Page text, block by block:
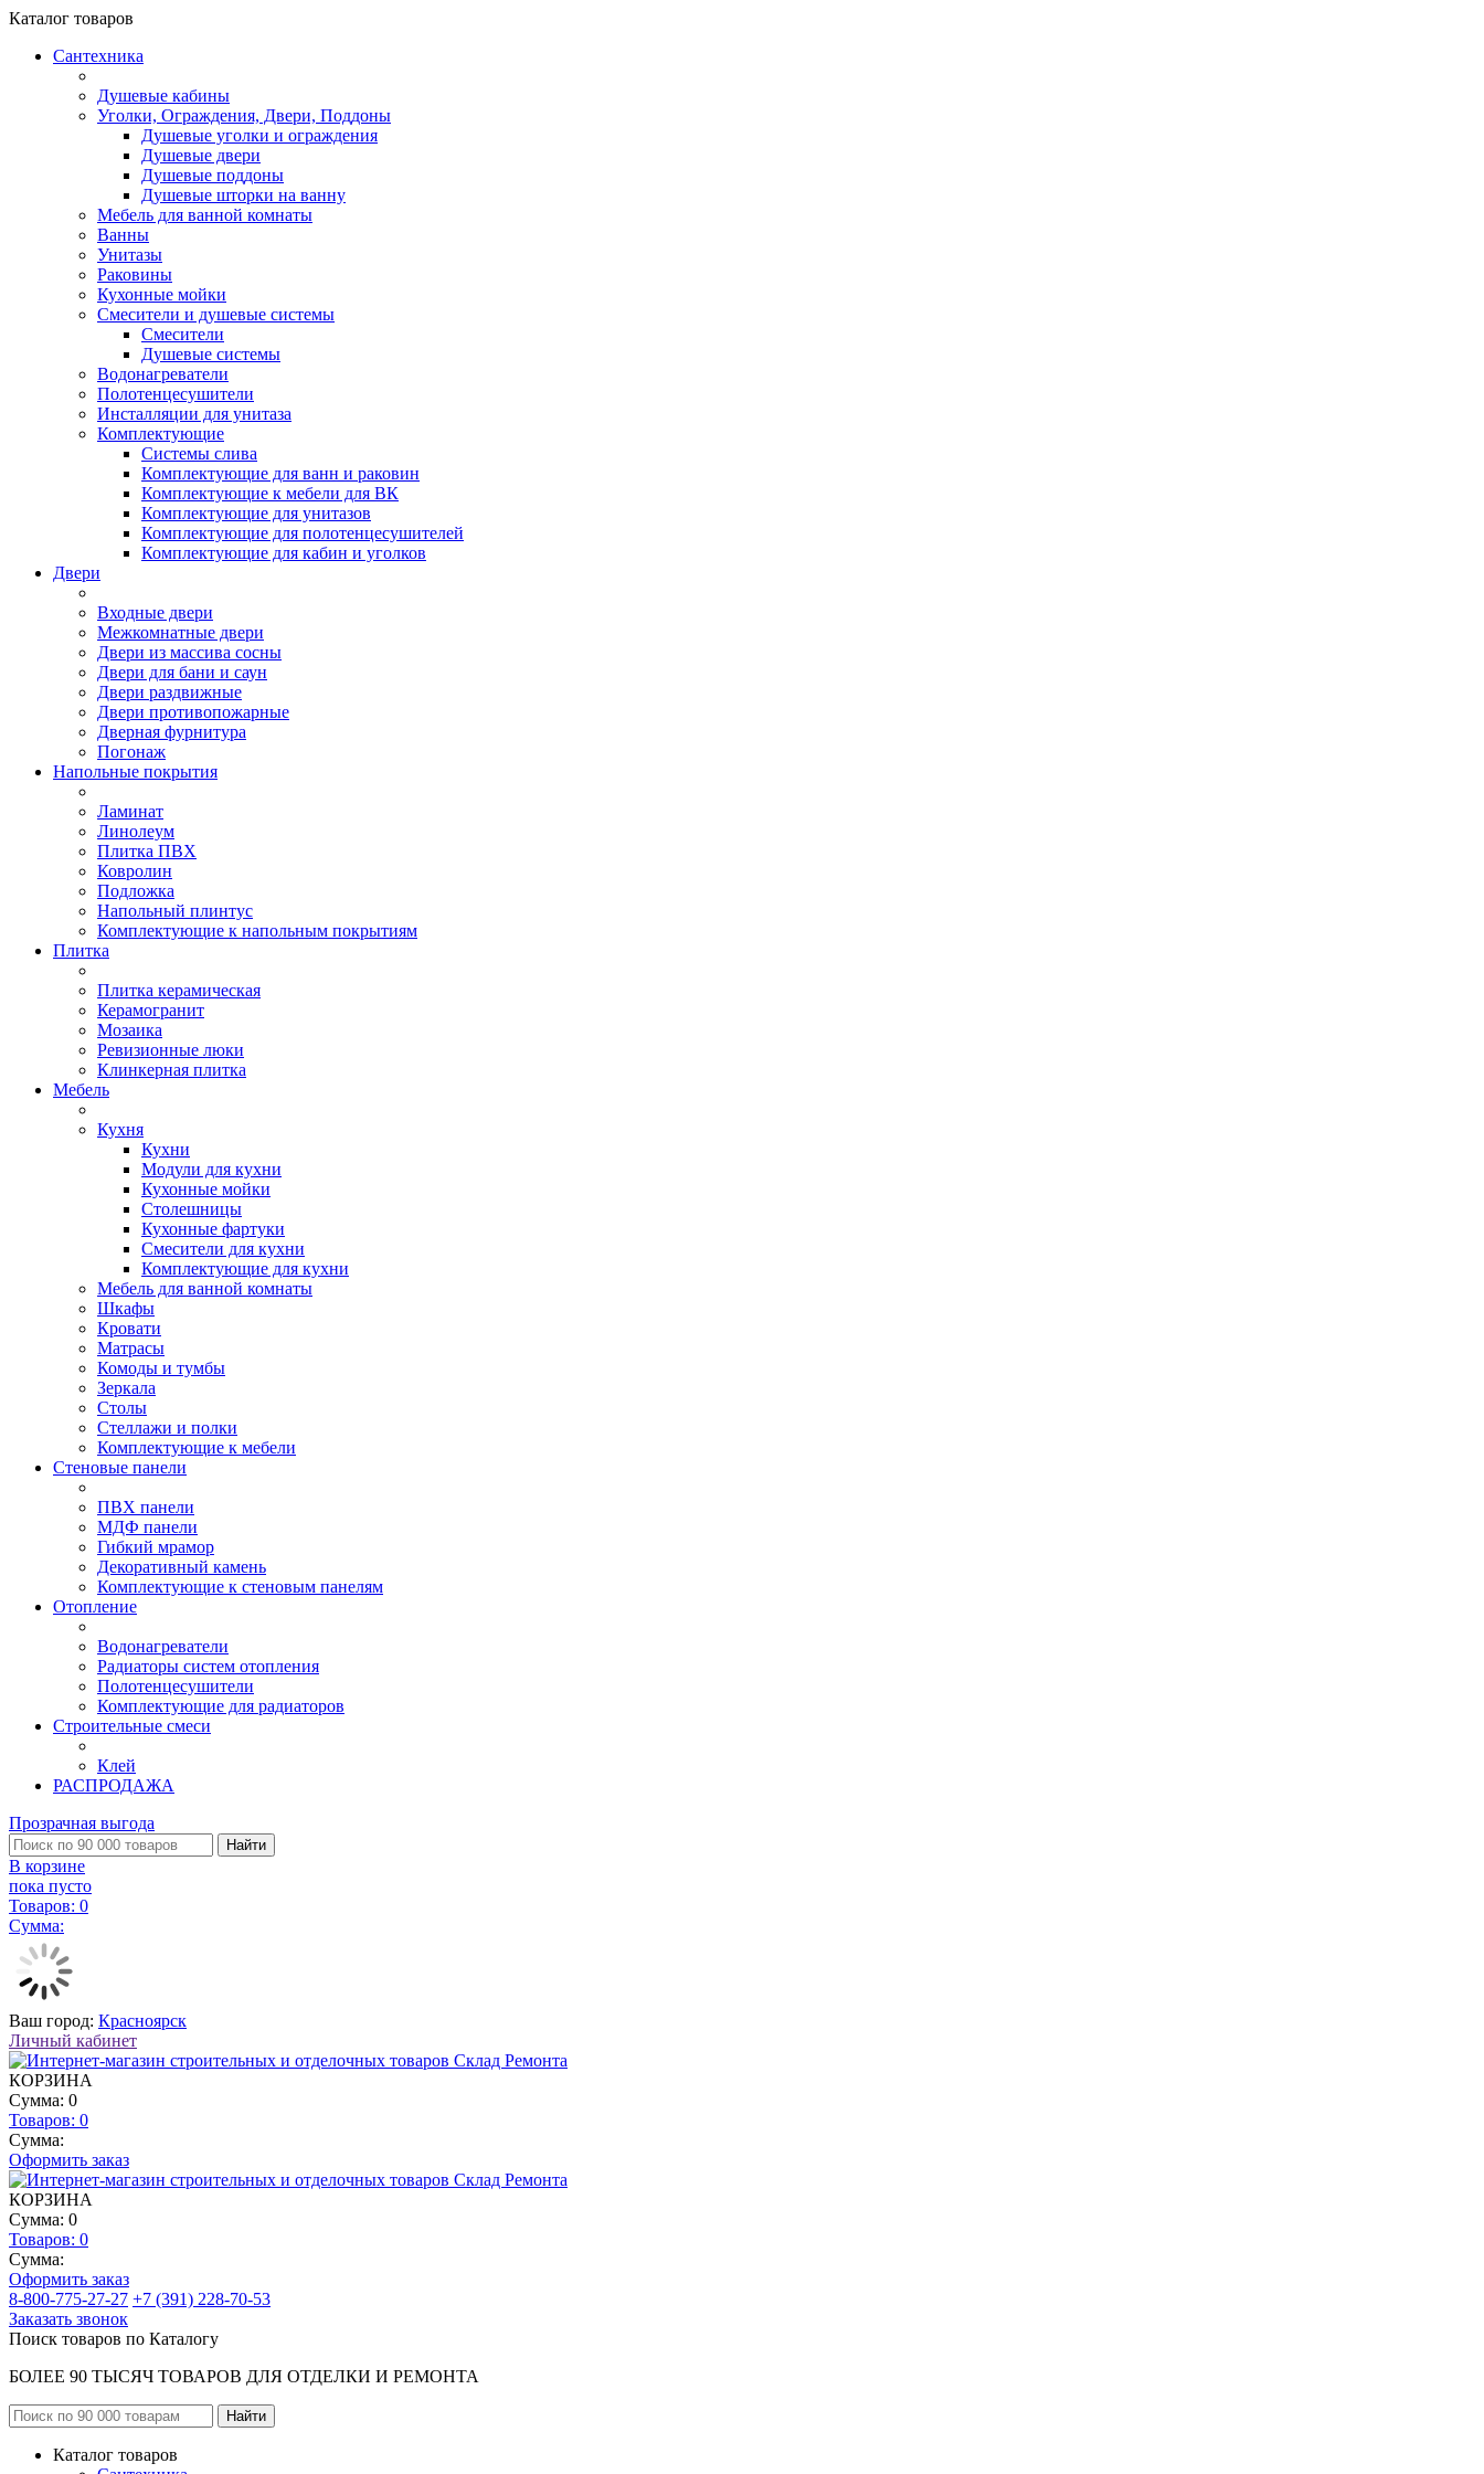
Каталог товаров
Сантехника
Душевые кабины
Уголки, Ограждения, Двери, Поддоны
Душевые уголки и ограждения
Душевые двери
Душевые поддоны
Душевые шторки на ванну
Мебель для ванной комнаты
Ванны
Унитазы
Раковины
Кухонные мойки
Смесители и душевые системы
Смесители
Душевые системы
Водонагреватели
Полотенцесушители
Инсталляции для унитаза
Комплектующие
Системы слива
Комплектующие для ванн и раковин
Комплектующие к мебели для ВК
Комплектующие для унитазов
Комплектующие для полотенцесушителей
Комплектующие для кабин и уголков
Двери
Входные двери
Межкомнатные двери
Двери из массива сосны
Двери для бани и саун
Двери раздвижные
Двери противопожарные
Дверная фурнитура
Погонаж
Напольные покрытия
Ламинат
Линолеум
Плитка ПВХ
Ковролин
Подложка
Напольный плинтус
Комплектующие к напольным покрытиям
Плитка
Плитка керамическая
Керамогранит
Мозаика
Ревизионные люки
Клинкерная плитка
Мебель
Кухня
Кухни
Модули для кухни
Кухонные мойки
Столешницы
Кухонные фартуки
Смесители для кухни
Комплектующие для кухни
Мебель для ванной комнаты
Шкафы
Кровати
Матрасы
Комоды и тумбы
Зеркала
Столы
Стеллажи и полки
Комплектующие к мебели
Стеновые панели
ПВХ панели
МДФ панели
Гибкий мрамор
Декоративный камень
Комплектующие к стеновым панелям
Отопление
Водонагреватели
Радиаторы систем отопления
Полотенцесушители
Комплектующие для радиаторов
Строительные смеси
Клей
РАСПРОДАЖА
Прозрачная выгода
Найти
В корзине
пока пусто
Товаров: 0
Сумма:
Ваш город: Красноярск
Личный кабинет
КОРЗИНА
Сумма: 0
Товаров: 0
Сумма:
Оформить заказ
КОРЗИНА
Сумма: 0
Товаров: 0
Сумма:
Оформить заказ
8-800-775-27-27 +7 (391) 228-70-53
Заказать звонок
Поиск товаров по Каталогу
БОЛЕЕ 90 ТЫСЯЧ ТОВАРОВ ДЛЯ ОТДЕЛКИ И РЕМОНТА
Каталог товаров